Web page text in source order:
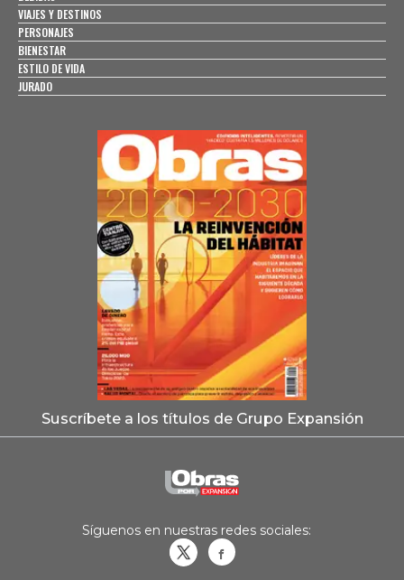
VIAJES Y DESTINOS
PERSONAJES
BIENESTAR
ESTILO DE VIDA
JURADO
Suscríbete a los títulos de Grupo Expansión
Síguenos en nuestras redes sociales: